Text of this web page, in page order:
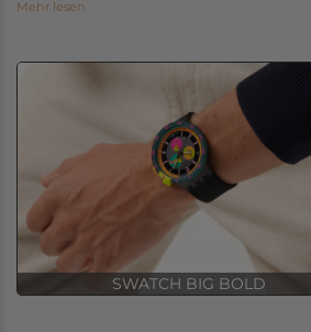
Mehr lesen
SWATCH BIG BOLD